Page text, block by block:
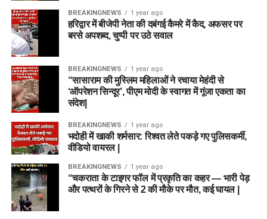
BREAKINGNEWS 1 year ago
हरिद्वार में बीजेपी नेता की दबंगई कैमरे में कैद, अफसर पर
बरसे अपशब्द, चुप्पी पर उठे सवाल
BREAKINGNEWS 1 year ago
“सासाराम की मुस्लिम महिलाओं ने रचाया मेहंदी से
‘ऑपरेशन सिन्दूर’, पीएम मोदी के स्वागत में गूंजा एकता का
संदेश|
BREAKINGNEWS 1 year ago
भदोही में खाकी शर्मसार: रिश्वत लेते पकड़े गए पुलिसकर्मी,
वीडियो वायरल |
BREAKINGNEWS 1 year ago
“चकराता के टाइगर फॉल में प्रकृति का कहर — भारी पेड़
और पत्थरों के गिरने से 2 की मौके पर मौत, कई घायल |